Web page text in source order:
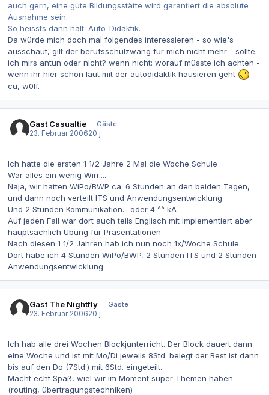
auch gern, eine gute Bildungsstätte wird garantiert die absolute
Ausnahme sein.
So heissts dann halt: Auto-Didaktik.
Da würde mich doch mal folgendes interessieren - so wie's
ausschaut, gilt der berufsschulzwang für mich nicht mehr - sollte
ich mirs antun oder nicht? wenn nicht: worauf müsste ich achten -
wenn ihr hier schon laut mit der autodidaktik hausieren geht
cu, w0lf.
Gast Casualtie
Gäste
23. Februar 200620 j
Ich hatte die ersten 1 1/2 Jahre 2 Mal die Woche Schule
War alles ein wenig Wirr....
Naja, wir hatten WiPo/BWP ca. 6 Stunden an den beiden Tagen,
und dann noch verteilt ITS und Anwendungsentwicklung
Und 2 Stunden Kommunikation... oder 4 ^^ kA
Auf jeden Fall war dort auch teils Englisch mit implementiert aber
hauptsächlich Übung für Präsentationen
Nach diesen 1 1/2 Jahren hab ich nun noch 1x/Woche Schule
Dort habe ich 4 Stunden WiPo/BWP, 2 Stunden ITS und 2 Stunden
Anwendungsentwicklung
Gast The Nightfly
Gäste
23. Februar 200620 j
Ich hab alle drei Wochen Blockjunterricht. Der Block dauert dann
eine Woche und ist mit Mo/Di jeweils 8Std. belegt der Rest ist dann
bis auf den Do (7Std.) mit 6Std. eingeteilt.
Macht echt Spaß, wiel wir im Moment super Themen haben
(routing, übertragungstechniken)